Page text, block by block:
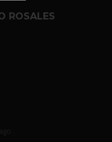
ROSALES